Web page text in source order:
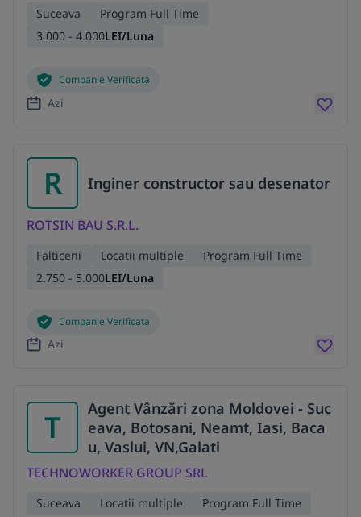
Suceava
Program Full Time
3.000 - 4.000LEI/Luna
Companie Verificata
Azi
R Inginer constructor sau desenator
ROTSIN BAU S.R.L.
Falticeni Locatii multiple
Program Full Time
2.750 - 5.000LEI/Luna
Companie Verificata
Azi
T
Agent Vânzări zona Moldovei - Suc
eava, Botosani, Neamt, Iasi, Baca
u, Vaslui, VN,Galati
TECHNOWORKER GROUP SRL
Suceava Locatii multiple Program Full Time